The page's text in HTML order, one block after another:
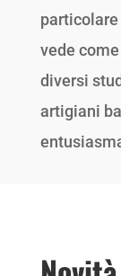
vede
diversi
artigiani